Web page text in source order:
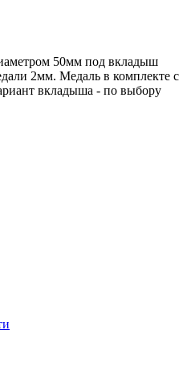
50мм под вкладыш
2мм. Медаль в комплекте с
вкладыша - по выбору